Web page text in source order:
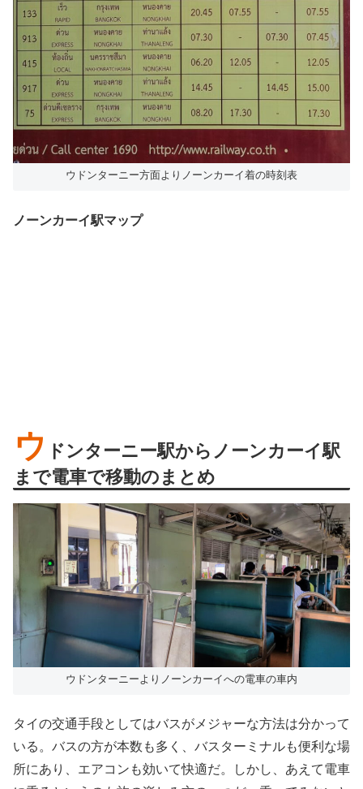
ウドンターニー方面よりノーンカーイ着の時刻表
ノーンカーイ駅マップ
ウ ドンターニー駅からノーンカーイ駅
まで電車で移動のまとめ
ウドンターニーよりノーンカーイへの電車の車内
タイの交通手段としてはバスがメジャーな方法は分かって
いる。バスの方が本数も多く、バスターミナルも便利な場
所にあり、エアコンも効いて快適だ。しかし、あえて電車